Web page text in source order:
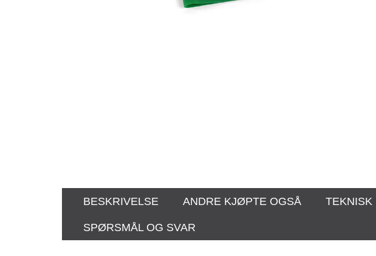
BESKRIVELSE ANDRE KJØPTE OGSÅ TEKNISK
SPØRSMÅL OG SVAR